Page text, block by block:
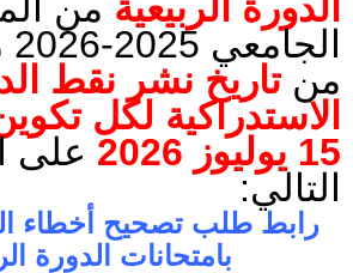
منتاريخ نشر نقط
الاستدراكية لكل
15 يوليوز 2026
على
التالي:
رابط طلب تصحيح أخطاء
بامتحانات الدورة